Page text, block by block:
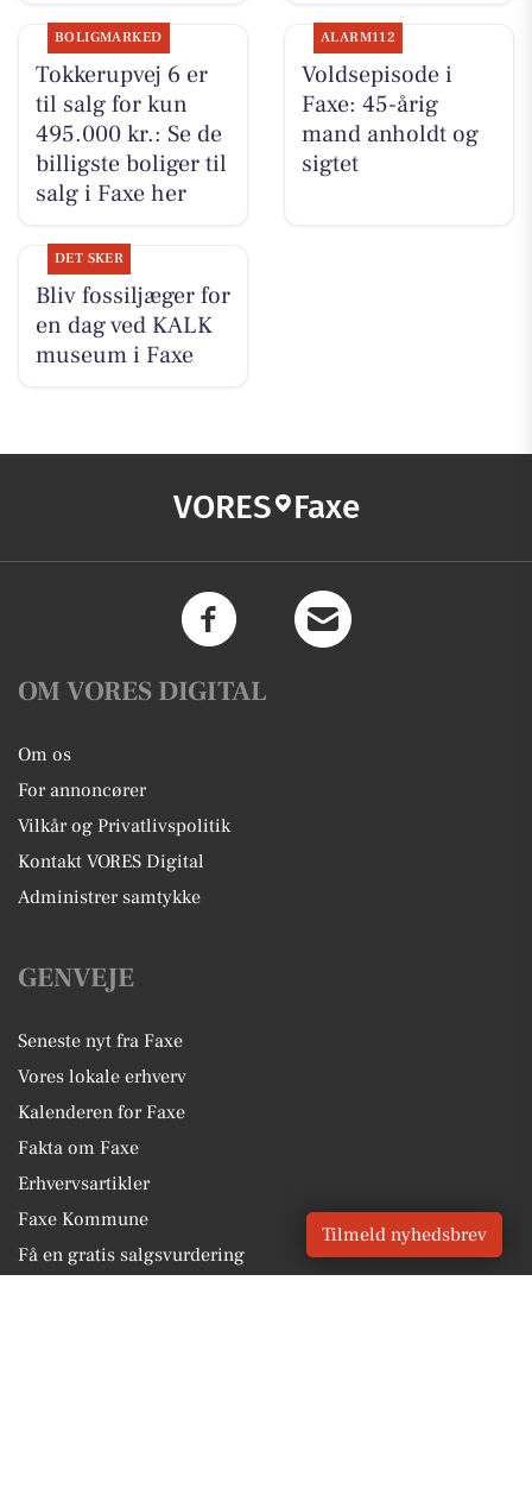
BOLIGMARKED
Tokkerupvej 6 er
til salg for kun
495.000 kr.: Se de
billigste boliger til
salg i Faxe her
ALARM112
Voldsepisode i
Faxe: 45-årig
mand anholdt og
sigtet
DET SKER
Bliv fossiljæger for
en dag ved KALK
museum i Faxe
VORES Faxe
OM VORES DIGITAL
Om os
For annoncører
Vilkår og Privatlivspolitik
Kontakt VORES Digital
Administrer samtykke
GENVEJE
Seneste nyt fra Faxe
Vores lokale erhverv
Kalenderen for Faxe
Fakta om Faxe
Erhvervsartikler
Faxe Kommune
Få en gratis salgsvurdering
Tilmeld nyhedsbrev